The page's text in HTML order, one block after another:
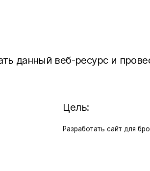
данный веб-ресурс и
Цель:
Разработать сайт для